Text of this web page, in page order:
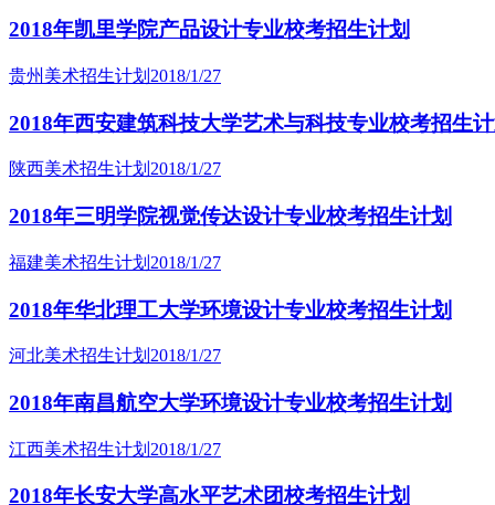
2018年凯里学院产品设计专业校考招生计划
贵州美术招生计划 2018/1/27
2018年西安建筑科技大学艺术与科技专业校考招生
陕西美术招生计划 2018/1/27
2018年三明学院视觉传达设计专业校考招生计划
福建美术招生计划 2018/1/27
2018年华北理工大学环境设计专业校考招生计划
河北美术招生计划 2018/1/27
2018年南昌航空大学环境设计专业校考招生计划
江西美术招生计划 2018/1/27
2018年长安大学高水平艺术团校考招生计划